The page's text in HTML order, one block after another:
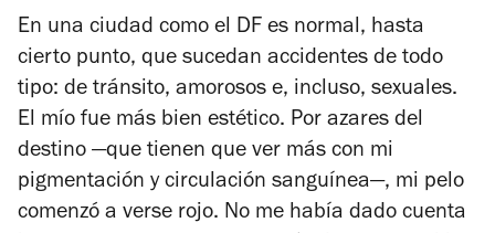
En una ciudad como el DF es normal, hasta
cierto punto, que sucedan accidentes de todo
tipo: de tránsito, amorosos e, incluso, sexuales.
El mío fue más bien estético. Por azares del
destino —que tienen que ver más con mi
pigmentación y circulación sanguínea—, mi pelo
comenzó a verse rojo. No me había dado cuenta